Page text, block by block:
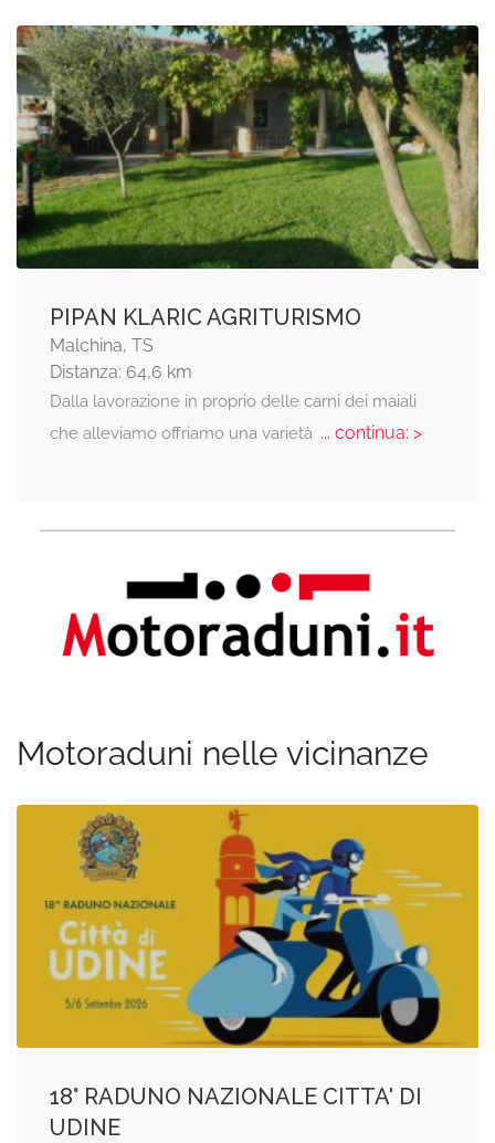
PIPAN KLARIC AGRITURISMO
Malchina, TS
Distanza: 64,6 km
Dalla lavorazione in proprio delle carni dei maiali
che alleviamo offriamo una varietà... continua: >
Motoraduni nelle vicinanze
18° RADUNO NAZIONALE CITTA' DI
UDINE